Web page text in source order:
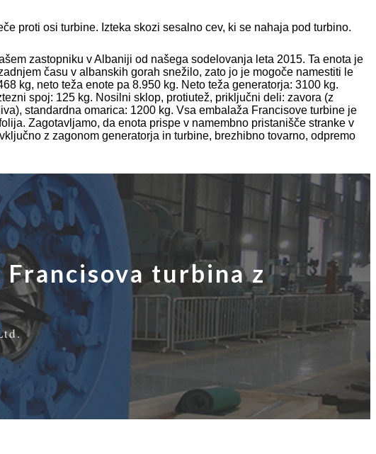
proti osi turbine. Izteka skozi sesalno cev, ki se nahaja pod turbino.
zastopniku v Albaniji od našega sodelovanja leta 2015. Ta enota je
času v albanskih gorah snežilo, zato jo je mogoče namestiti le
kg, neto teža enote pa 8.950 kg. Neto teža generatorja: 3100 kg.
spoj: 125 kg. Nosilni sklop, protiutež, priključni deli: zavora (z
standardna omarica: 1200 kg. Vsa embalaža Francisove turbine je
Zagotavljamo, da enota prispe v namembno pristanišče stranke v
z zagonom generatorja in turbine, brezhibno tovarno, odpremo
turbina z